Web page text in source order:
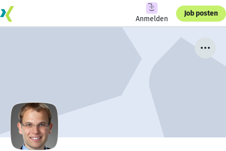
Anmelden
Job posten